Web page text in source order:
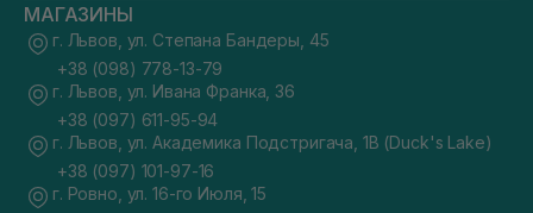
МАГАЗИНЫ
г. Львов, ул. Степана Бандеры, 45
+38 (098) 778-13-79
г. Львов, ул. Ивана Франка, 36
+38 (097) 611-95-94
г. Львов, ул. Академика Подстригача, 1В (Duck's Lake)
+38 (097) 101-97-16
г. Ровно, ул. 16-го Июля, 15